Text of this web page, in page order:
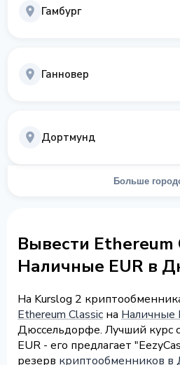
Гамбург
Ганновер
Дортмунд
Больше
Вывести Ethereum
Наличные EUR в
На Kurslog 2
Ethereum Classic на Наличные
Дюссельдорфе. Лучший курс
EUR - его предлагает
резерв криптообменников